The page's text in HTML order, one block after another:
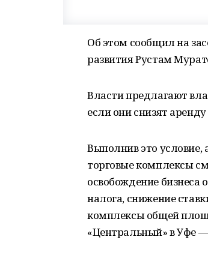
Об этом сообщил на
развития Рустам
Власти предлагают
если они снизят
Выполнив это условие,
торговые комплексы
освобождение бизнеса
налога, снижение
комплексы общей
«Центральный» в Уфе —